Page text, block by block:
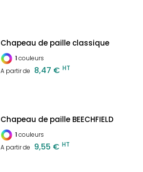
Chapeau de paille classique
1couleurs
A partir de 8,47 € HT
Chapeau de paille BEECHFIELD
1couleurs
A partir de 9,55 € HT